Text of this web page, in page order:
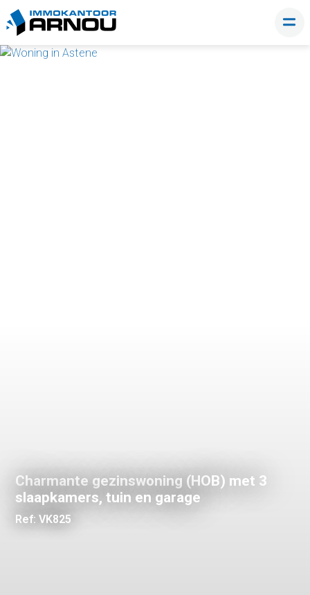
Charmante gezinswoning (HOB) met 3
slaapkamers, tuin en garage
Ref: VK825